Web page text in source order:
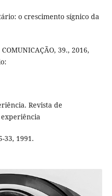
o crescimento sígnico da
39., 2016,
Revista de
33, 1991.